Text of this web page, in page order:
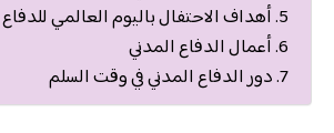
أهداف الاحتفال باليوم العالمي
أعمال الدفاع المدني
دور الدفاع المدني في وقت السلم